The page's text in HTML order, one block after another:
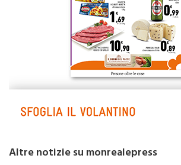
Altre notizie su monrealepress